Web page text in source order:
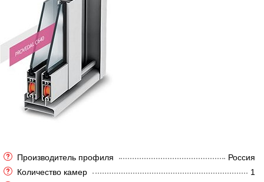
Производитель профиля
Россия
Количество камер
1